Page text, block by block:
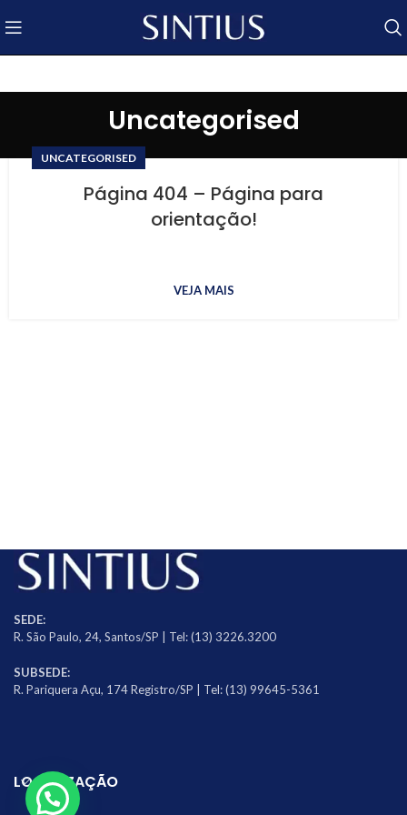
Uncategorised
UNCATEGORISED
Página 404 – Página para
orientação!
VEJA MAIS
SEDE:
R. São Paulo, 24, Santos/SP | Tel: (13) 3226.3200
SUBSEDE:
R. Pariquera Açu, 174 Registro/SP | Tel: (13) 99645-5361
LOCALIZAÇÃO